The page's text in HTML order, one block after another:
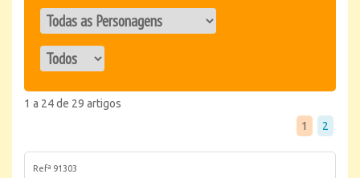
1 a 24 de 29 artigos
1
2
Refª 91303